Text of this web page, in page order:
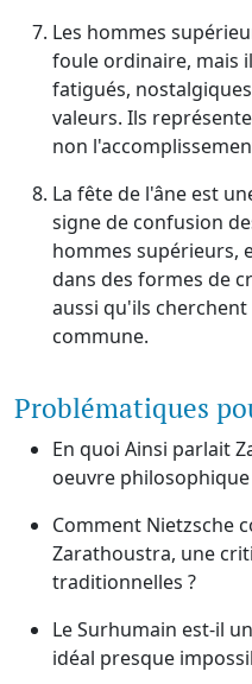
Les hommes
foule ordinaire, mais
fatigués,
valeurs. Ils
non
La fête de l'âne est
signe de confusion
hommes supérieurs,
dans des formes de
aussi qu'ils
commune.
Problématiques
En quoi Ainsi parlait
oeuvre
Comment Nietzsche
Zarathoustra, une
traditionnelles ?
Le Surhumain est-il
idéal presque